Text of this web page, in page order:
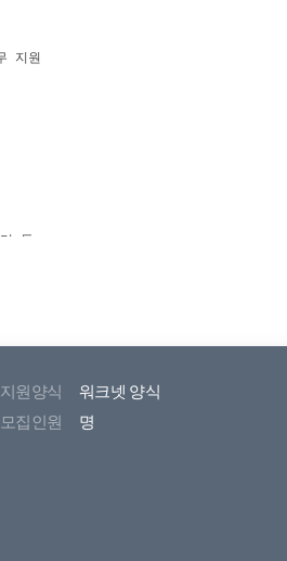
지원양식
워크넷 양식
모집인원
명